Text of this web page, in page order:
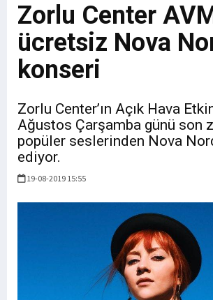
Zorlu Center
ücretsiz Nova
konseri
Zorlu Center’ın Açık Hava
Ağustos Çarşamba günü son
popüler seslerinden Nova
ediyor.
19-08-2019 15:55